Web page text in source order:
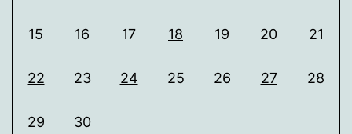
15 16 17 18 19 20 21
22 23 24 25 26 27 28
29 30